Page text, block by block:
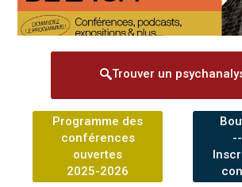
Trouver un
Programme des
conférences
ouvertes
2025-2026